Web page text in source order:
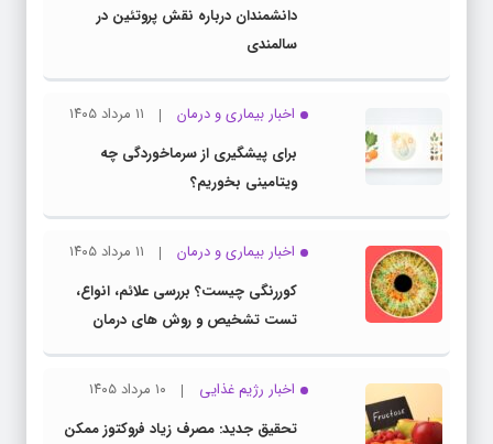
دانشمندان درباره نقش پروتئین در
سالمندی
اخبار بیماری و درمان
۱۱ مرداد ۱۴۰۵
برای پیشگیری از سرماخوردگی چه
ویتامینی بخوریم؟
اخبار بیماری و درمان
۱۱ مرداد ۱۴۰۵
کوررنگی چیست؟ بررسی علائم، انواع،
تست تشخیص و روش های درمان
اخبار رژیم غذایی
۱۰ مرداد ۱۴۰۵
تحقیق جدید: مصرف زیاد فروکتوز ممکن